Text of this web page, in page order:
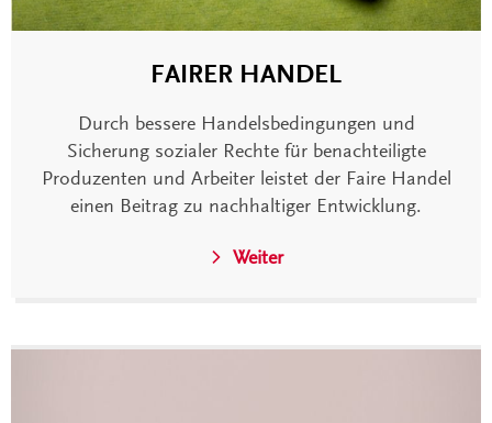
FAIRER HANDEL
Durch bessere Handelsbedingungen und
Sicherung sozialer Rechte für benachteiligte
Produzenten und Arbeiter leistet der Faire Handel
einen Beitrag zu nachhaltiger Entwicklung.
Weiter